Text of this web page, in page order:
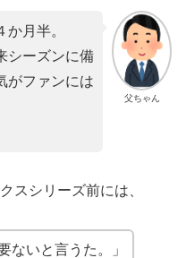
父ちゃん
月半。
シーズンに備
がファンには
スシリーズ前には、
ないと言うた。」